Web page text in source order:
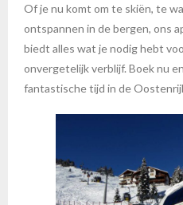
Of je nu komt om te skiën, te
ontspannen in de bergen, ons
biedt alles wat je nodig hebt
onvergetelijk verblijf. Boek nu
fantastische tijd in de